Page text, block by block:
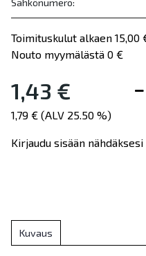
Sähkönumero:
Toimituskulut alkaen 15,00
Nouto myymälästä 0 €
1,43 €
1,79 € (ALV 25.50 %)
Kirjaudu sisään
Kuvaus